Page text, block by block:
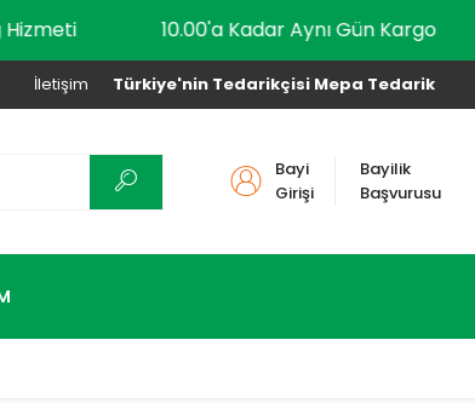
Hizmeti 10.00'a Kadar Aynı Gün Kargo
Türkiye'nin Tedarikçisi Mepa Tedarik
İletişim
Bayi
Girişi
Bayilik
Başvurusu